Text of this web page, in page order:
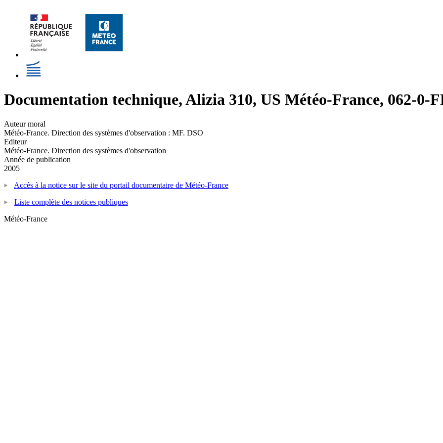
Documentation technique, Alizia 310, US Météo-France, 062-0-
Auteur moral
Météo-France. Direction des systèmes d'observation : MF. DSO
Editeur
Météo-France. Direction des systèmes d'observation
Année de publication
2005
Accès à la notice sur le site du portail documentaire de Météo-France
Liste complète des notices publiques
Météo-France